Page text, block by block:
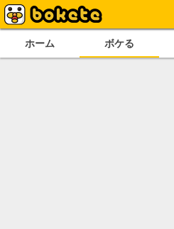
ホーム ボケる